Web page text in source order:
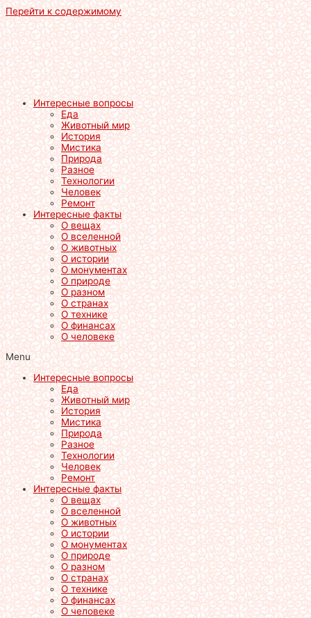
Перейти к содержимому
Интересные вопросы
Еда
Животный мир
История
Мистика
Природа
Разное
Технологии
Человек
Ремонт
Интересные факты
О вещах
О вселенной
О животных
О истории
О монументах
О природе
О разном
О странах
О технике
О финансах
О человеке
Menu
Интересные вопросы
Еда
Животный мир
История
Мистика
Природа
Разное
Технологии
Человек
Ремонт
Интересные факты
О вещах
О вселенной
О животных
О истории
О монументах
О природе
О разном
О странах
О технике
О финансах
О человеке